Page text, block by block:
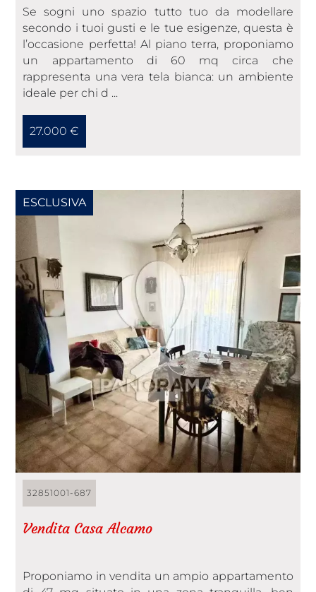
Se sogni uno spazio tutto tuo da modellare
secondo i tuoi gusti e le tue esigenze, questa è
l’occasione perfetta! Al piano terra, proponiamo
un appartamento di 60 mq circa che
rappresenta una vera tela bianca: un ambiente
ideale per chi d ...
27.000 €
32851001-687
Vendita Casa Alcamo
Proponiamo in vendita un ampio appartamento
ESCLUSIVA